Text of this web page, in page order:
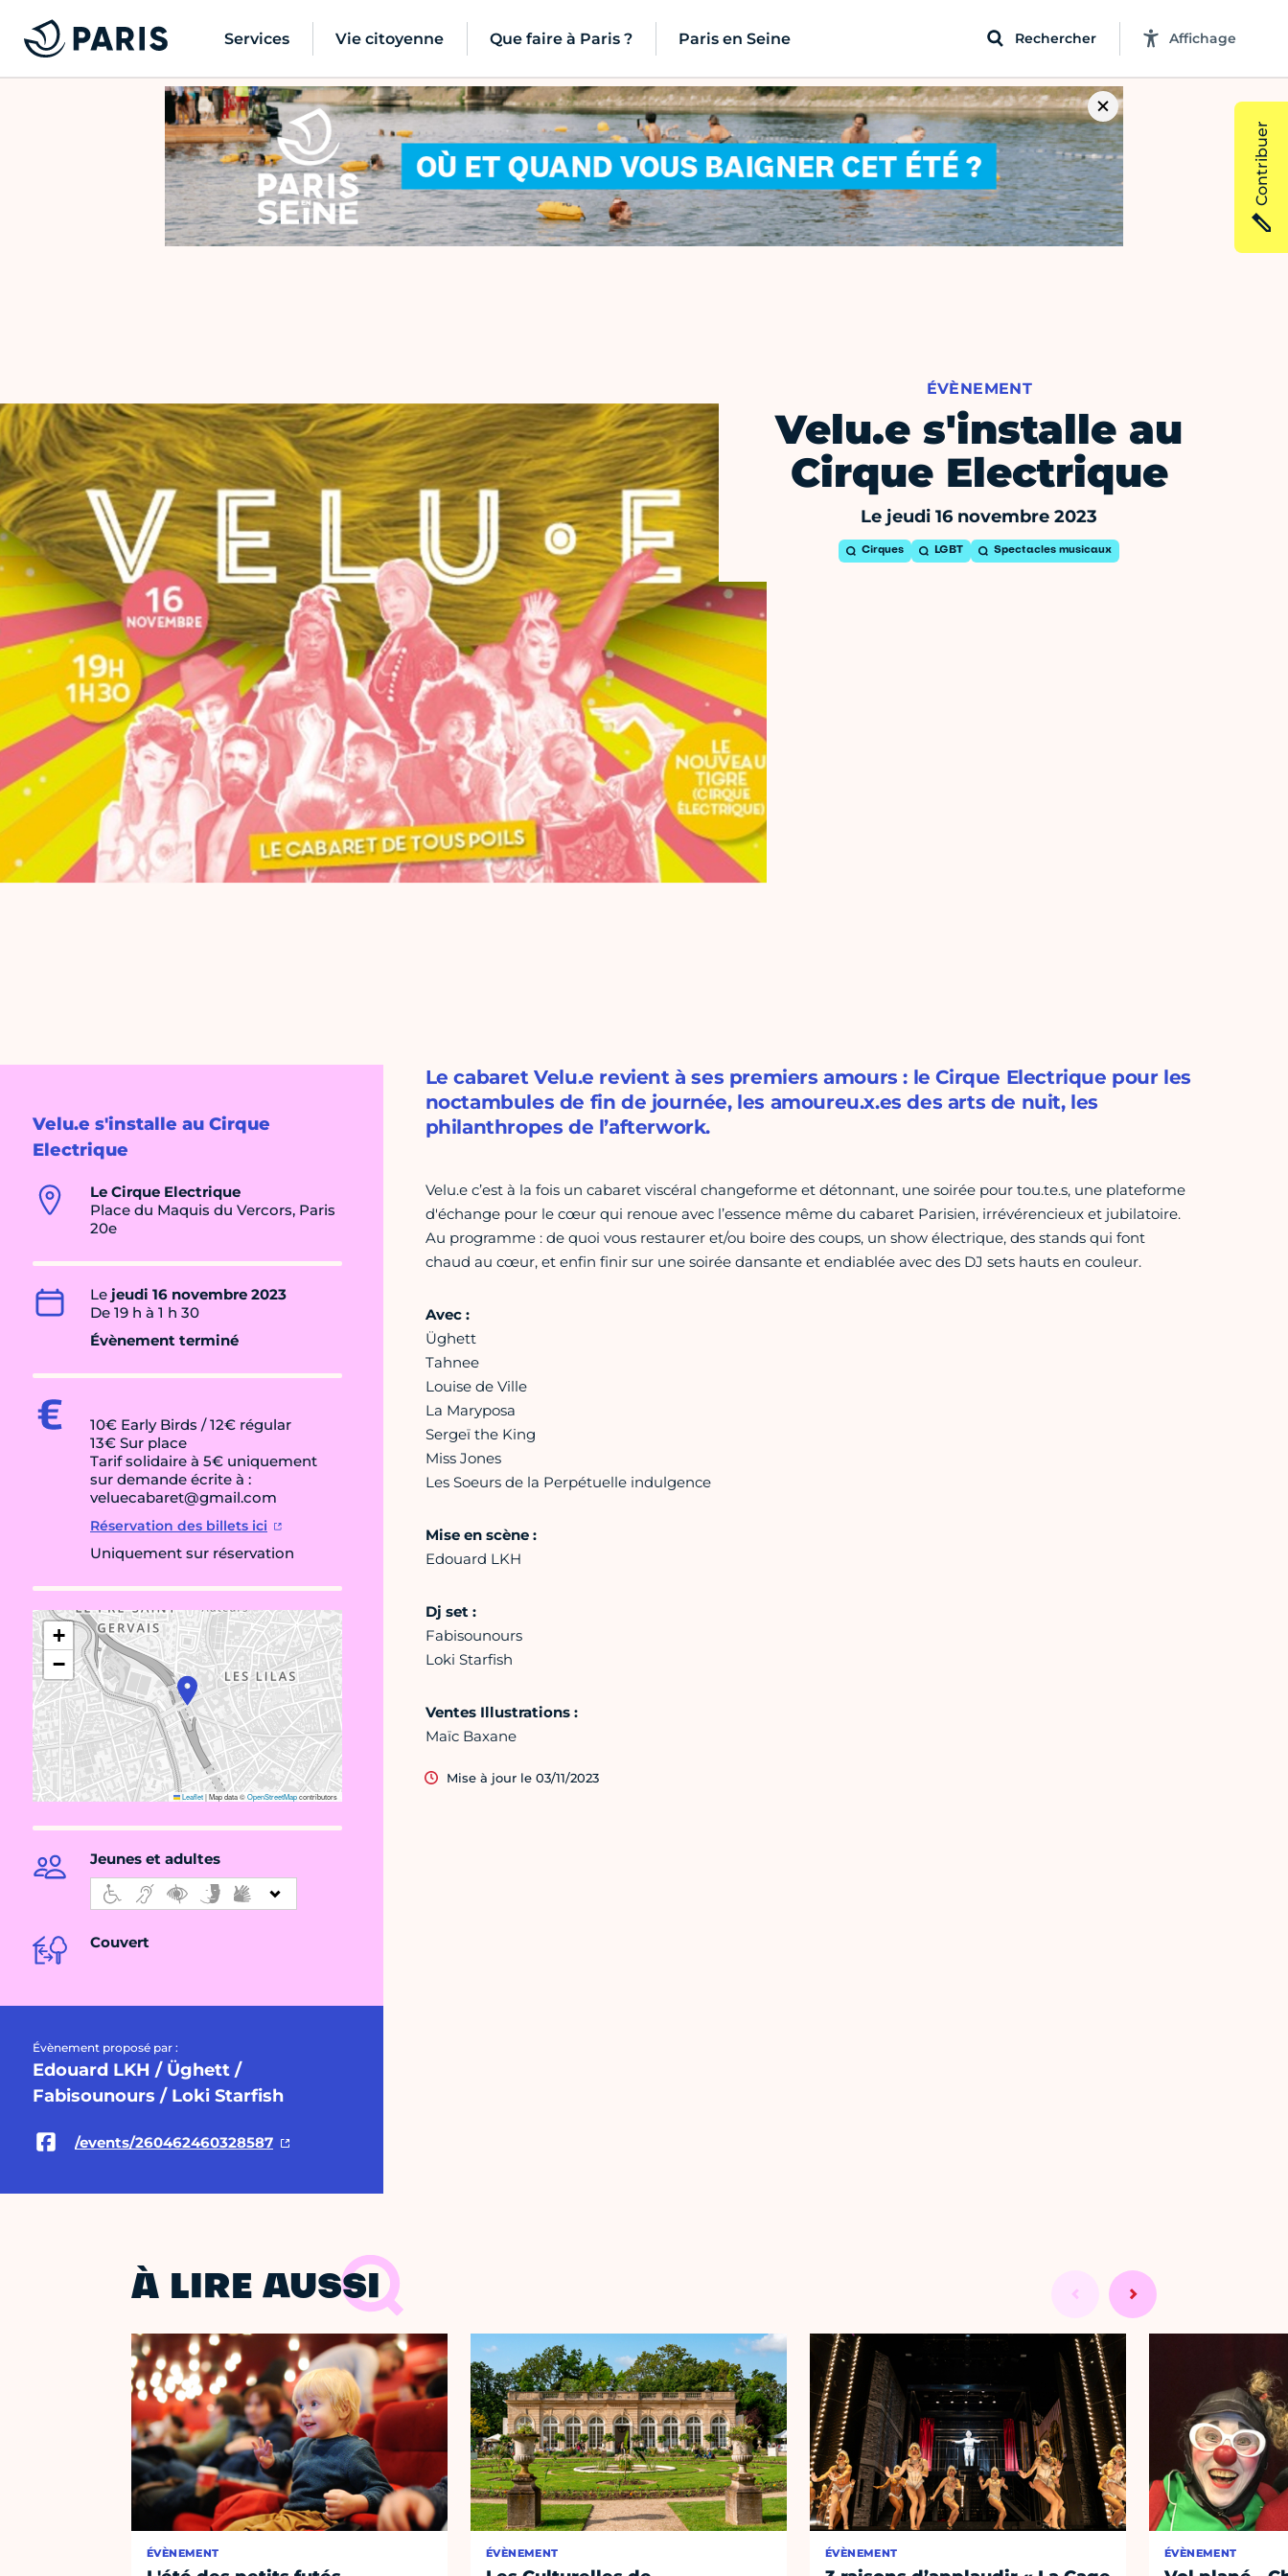
Services Vie citoyenne Que faire à Paris ? Paris en Seine Rechercher Affichage
ÉVÈNEMENT
Velu.e s'installe au
Cirque Electrique
Le jeudi 16 novembre 2023
Cirques LGBT Spectacles musicaux
Velu.e s'installe au Cirque
Electrique
Le Cirque Electrique
Place du Maquis du Vercors, Paris
20e
Le jeudi 16 novembre 2023
De 19 h à 1 h 30
Évènement terminé
10€ Early Birds / 12€ régular
13€ Sur place
Tarif solidaire à 5€ uniquement
sur demande écrite à :
veluecabaret@gmail.com
Réservation des billets ici
Uniquement sur réservation
+
−
Leaflet|Map data ©OpenStreetMapcontributors
Jeunes et adultes
Couvert
Évènement proposé par :
Edouard LKH / Üghett /
Fabisounours / Loki Starfish
/events/260462460328587
Le cabaret Velu.e revient à ses premiers amours : le Cirque Electrique pour les
noctambules de fin de journée, les amoureu.x.es des arts de nuit, les
philanthropes de l’afterwork.
Velu.e c’est à la fois un cabaret viscéral changeforme et détonnant, une soirée pour tou.te.s, une plateforme
d'échange pour le cœur qui renoue avec l’essence même du cabaret Parisien, irrévérencieux et jubilatoire.
Au programme : de quoi vous restaurer et/ou boire des coups, un show électrique, des stands qui font
chaud au cœur, et enfin finir sur une soirée dansante et endiablée avec des DJ sets hauts en couleur.
Avec :
Üghett
Tahnee
Louise de Ville
La Maryposa
Sergeï the King
Miss Jones
Les Soeurs de la Perpétuelle indulgence
Mise en scène :
Edouard LKH
Dj set :
Fabisounours
Loki Starfish
Ventes Illustrations :
Maïc Baxane
Mise à jour le 03/11/2023
À LIRE AUSSI
ÉVÈNEMENT ÉVÈNEMENT ÉVÈNEMENT ÉVÈNEMENT
Contribuer